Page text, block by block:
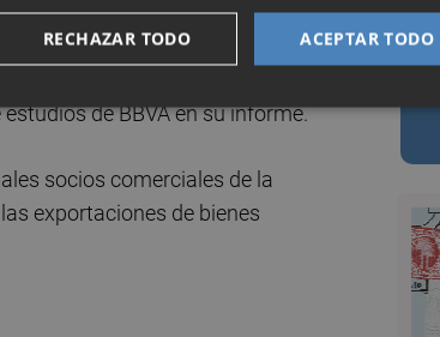
que puede ser
o, en el caso del encarecimiento
de BBVA en su informe.
socios comerciales de la
exportaciones de bienes
ACEPTAR TODO
RECHAZAR TODO